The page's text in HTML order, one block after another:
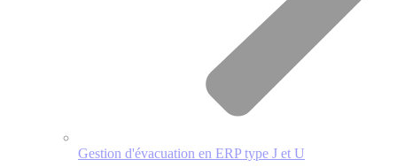
Gestion d'évacuation en ERP type J et U